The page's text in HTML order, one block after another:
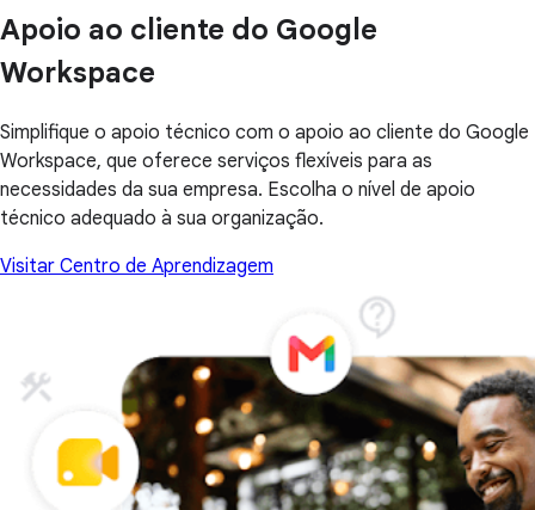
Apoio ao cliente do Google
Workspace
Simplifique o apoio técnico com o apoio ao cliente do Google
Workspace, que oferece serviços flexíveis para as
necessidades da sua empresa. Escolha o nível de apoio
técnico adequado à sua organização.
Visitar Centro de Aprendizagem